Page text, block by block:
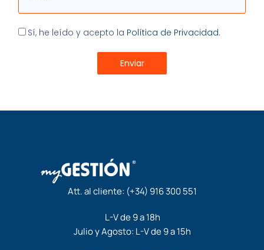
Aceptación
Sí, he leído y acepto la Política de Privacidad.
Enviar
Att. al cliente: (+34) 916 300 551
L-V de 9 a 18h
Julio y Agosto: L-V de 9 a 15h